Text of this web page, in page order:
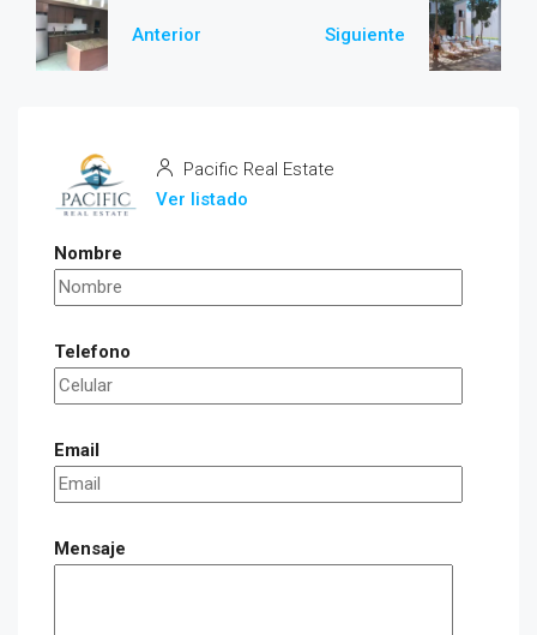
Anterior Siguiente
Pacific Real Estate
Ver listado
Nombre
Telefono
Email
Mensaje